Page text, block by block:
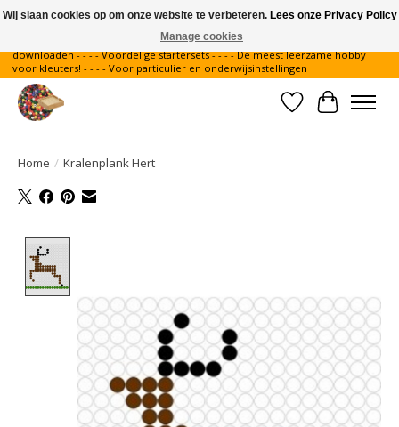
Gratis verzending binnen Nederland - - - - Legvoorbeelden gratis te
downloaden - - - - Voordelige startersets - - - - De meest leerzame hobby
voor kleuters! - - - - Voor particulier en onderwijsinstellingen
Verlanglijst
Home / Kralenplank Hert
Wij slaan cookies op om onze website te verbeteren. Lees onze Privacy Policy
Manage cookies